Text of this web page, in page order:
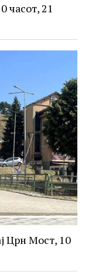
часот, 21
Црн Мост, 10